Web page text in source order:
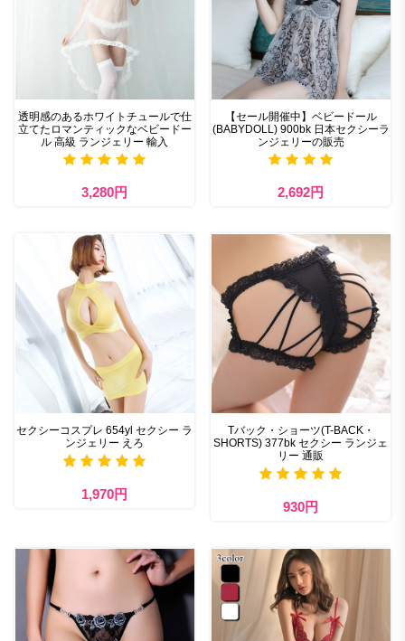
透明感のあるホワイトチュールで仕
立てたロマンティックなベビードー
ル 高級 ランジェリー 輸入
3,280円
【セール開催中】ベビードール
(BABYDOLL) 900bk 日本セクシーラ
ンジェリーの販売
2,692円
セクシーコスプレ 654yl セクシー ラ
ンジェリー えろ
1,970円
Tバック・ショーツ(T-BACK・
SHORTS) 377bk セクシー ランジェ
リー 通販
930円